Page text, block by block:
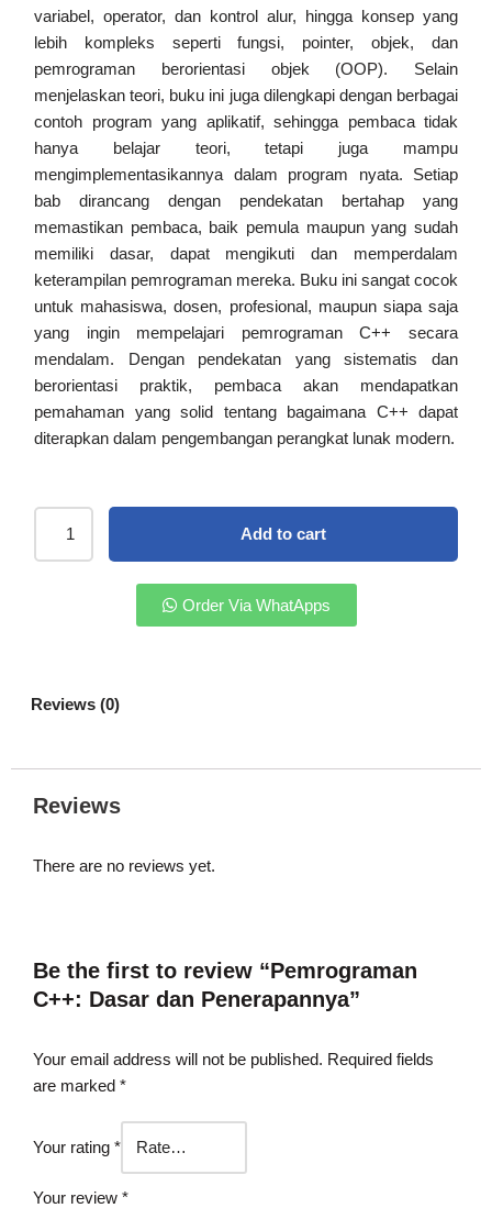
variabel, operator, dan kontrol alur, hingga konsep yang
lebih kompleks seperti fungsi, pointer, objek, dan
pemrograman berorientasi objek (OOP). Selain
menjelaskan teori, buku ini juga dilengkapi dengan berbagai
contoh program yang aplikatif, sehingga pembaca tidak
hanya belajar teori, tetapi juga mampu
mengimplementasikannya dalam program nyata. Setiap
bab dirancang dengan pendekatan bertahap yang
memastikan pembaca, baik pemula maupun yang sudah
memiliki dasar, dapat mengikuti dan memperdalam
keterampilan pemrograman mereka. Buku ini sangat cocok
untuk mahasiswa, dosen, profesional, maupun siapa saja
yang ingin mempelajari pemrograman C++ secara
mendalam. Dengan pendekatan yang sistematis dan
berorientasi praktik, pembaca akan mendapatkan
pemahaman yang solid tentang bagaimana C++ dapat
diterapkan dalam pengembangan perangkat lunak modern.
Add to cart
Order Via WhatApps
Reviews (0)
Reviews
There are no reviews yet.
Be the first to review “Pemrograman
C++: Dasar dan Penerapannya”
Your email address will not be published. Required fields
are marked *
Your rating *
Your review *